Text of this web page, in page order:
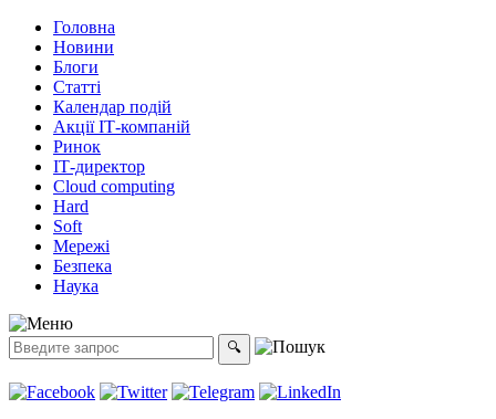
Головна
Новини
Блоги
Статті
Календар подій
Акції ІТ-компаній
Ринок
ІТ-директор
Cloud computing
Hard
Soft
Мережі
Безпека
Наука